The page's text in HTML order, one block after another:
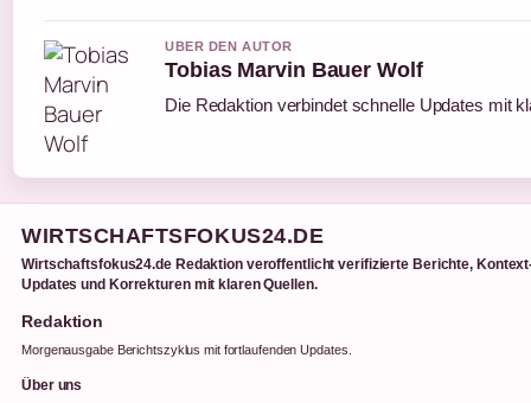
UBER DEN AUTOR
Tobias Marvin Bauer Wolf
Die Redaktion verbindet schnelle Updates mit
WIRTSCHAFTSFOKUS24.DE
Wirtschaftsfokus24.de Redaktion veroffentlicht verifizierte Berichte,
Updates und Korrekturen mit klaren Quellen.
Redaktion
Morgenausgabe Berichtszyklus mit fortlaufenden Updates.
Über uns